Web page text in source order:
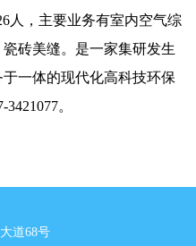
人，主要业务有室内空气综
砖美缝。是一家集研发生
一体的现代化高科技环保
。
道68号